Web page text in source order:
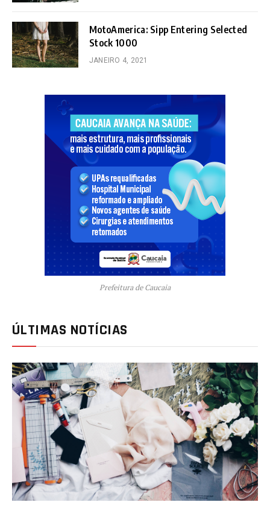
MotoAmerica: Sipp Entering Selected
Stock 1000
JANEIRO 4, 2021
Prefeitura de Caucaia
ÚLTIMAS NOTÍCIAS